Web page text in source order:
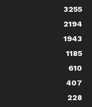
3255
2194
1943
1185
610
407
228